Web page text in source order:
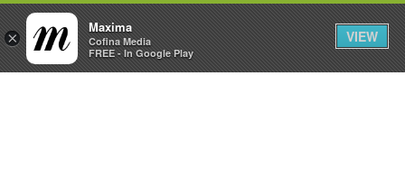
×
Maxima
Cofina Media
FREE - In Google Play
VIEW
INICIAR SESSÃO